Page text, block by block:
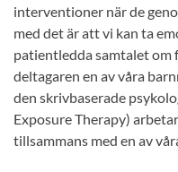
interventioner när de
med det är att vi kan ta
patientledda samtalet om
deltagaren en av våra
den skrivbaserade
Exposure Therapy)
tillsammans med en av